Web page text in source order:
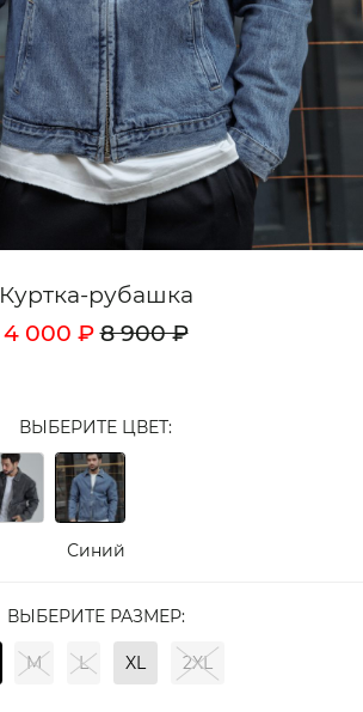
Куртка-рубашка
4 000 ₽ 8 900 ₽
ВЫБЕРИТЕ ЦВЕТ:
Синий
ВЫБЕРИТЕ РАЗМЕР:
M L XL 2XL